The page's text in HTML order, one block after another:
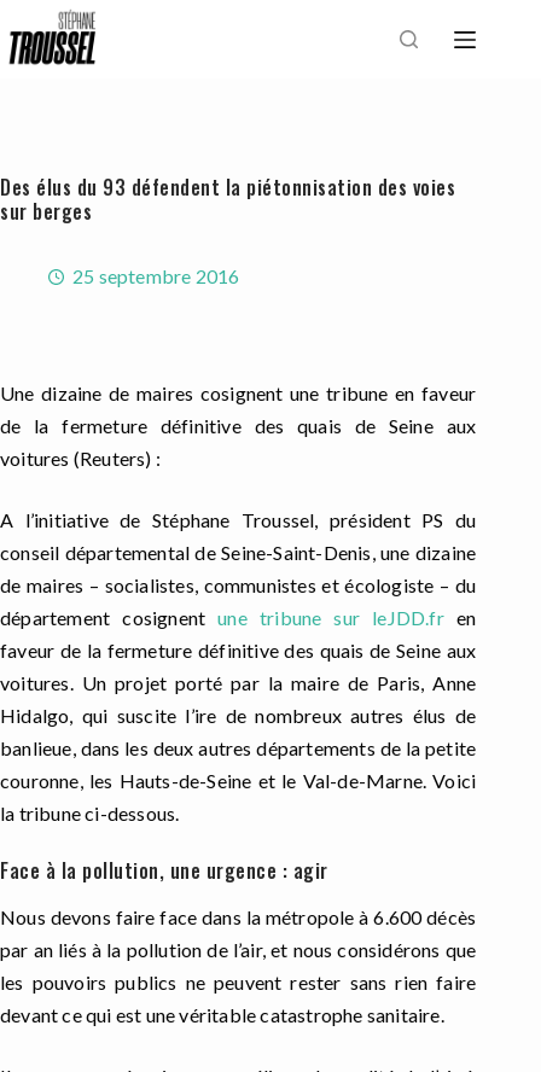
au
Des élus du 93 défendent la piétonnisation des voies
sur berges
25 septembre 2016
Une dizaine de maires cosignent une tribune en faveur
de la fermeture définitive des quais de Seine aux
voitures (Reuters) :
A l’initiative de Stéphane Troussel, président PS du
conseil départemental de Seine-Saint-Denis, une dizaine
de maires – socialistes, communistes et écologiste – du
département cosignent une tribune sur leJDD.fr en
faveur de la fermeture définitive des quais de Seine aux
voitures. Un projet porté par la maire de Paris, Anne
Hidalgo, qui suscite l’ire de nombreux autres élus de
banlieue, dans les deux autres départements de la petite
couronne, les Hauts-de-Seine et le Val-de-Marne. Voici
la tribune ci-dessous.
Face à la pollution, une urgence : agir
Nous devons faire face dans la métropole à 6.600 décès
par an liés à la pollution de l’air, et nous considérons que
les pouvoirs publics ne peuvent rester sans rien faire
devant ce qui est une véritable catastrophe sanitaire.